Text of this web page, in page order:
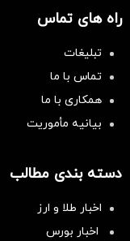
راه های تماس
تبلیغات
تماس با ما
همکاری با ما
بیانیه مأموریت
دسته بندی مطالب
اخبار طلا و ارز
اخبار بورس